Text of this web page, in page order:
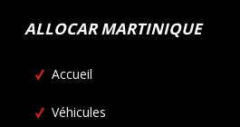
ALLOCAR MARTINIQUE
Accueil
Véhicules